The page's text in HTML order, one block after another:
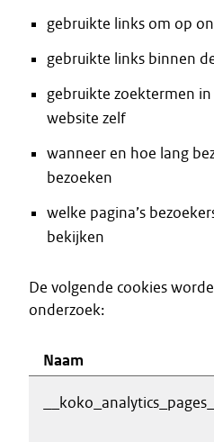
gebruikte links om op
gebruikte links binnen
gebruikte zoektermen
website zelf
wanneer en hoe lang
bezoeken
welke pagina’s
bekijken
De volgende cookies
onderzoek:
Naam